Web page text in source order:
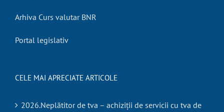
Arhiva Curs valutar BNR
Portal legislativ
CELE MAI APRECIATE ARTICOLE
2026.Neplătitor de tva – achiziții de servicii cu tva de